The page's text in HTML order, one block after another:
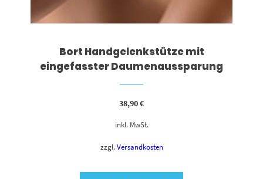
Bort Handgelenkstütze mit
eingefasster Daumenaussparung
38,90€
inkl. MwSt.
zzgl. Versandkosten